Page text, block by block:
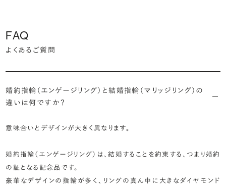
FAQ
よくあるご質問
婚約指輪（エンゲージリング）と結婚指輪（マリッジリング）の
違いは何ですか？
意味合いとデザインが大きく異なります。
婚約指輪（エンゲージリング）は、結婚することを約束する、つまり婚約
の証となる記念品です。
豪華なデザインの指輪が多く、リングの真ん中に大きなダイヤモンド